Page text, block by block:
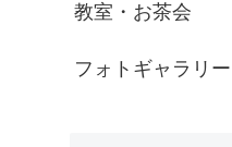
教室・お茶会
フォトギャラリー